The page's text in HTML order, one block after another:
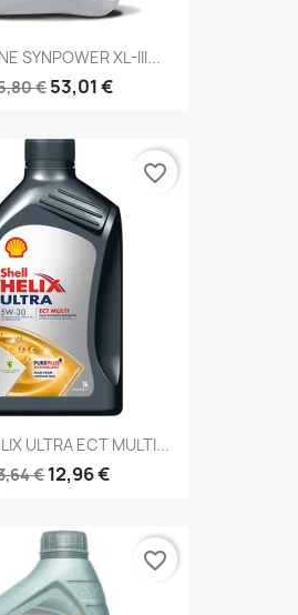
SYNPOWER XL-III...
€ 53,01 €
ULTRA ECT MULTI...
€ 12,96 €
favorite_border
favorite_border